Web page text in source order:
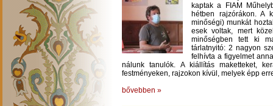
kaptak a FIAM
hétben rajzórákon. A
minőségi) munkát
esek voltak, mert
minőségben tett ki
tárlatnyitó: 2 nagyon
felhívta a figyelmet
nálunk tanulók. A kiállítás maketteket,
festményeken, rajzokon kívül, melyek épp
bővebben »